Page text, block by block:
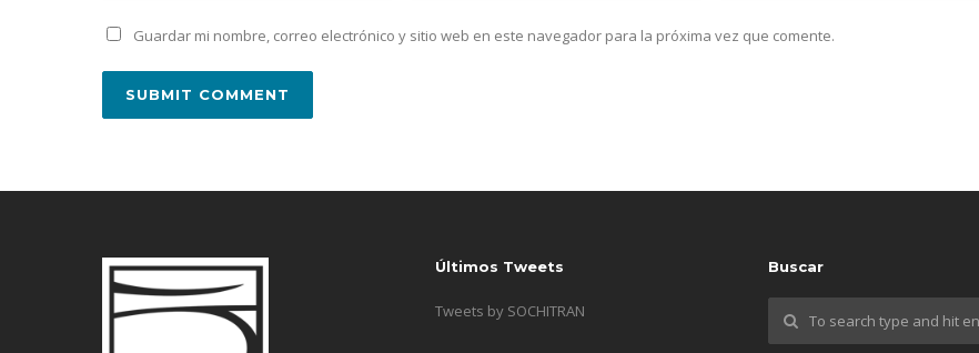
Guardar mi nombre, correo electrónico y sitio web en este navegador para la próxima vez que comente.
Últimos Tweets
Tweets by SOCHITRAN
Buscar